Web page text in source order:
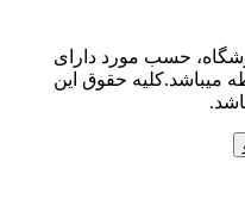
حسب مورد دارای
میباشد.کلیه حقوق این